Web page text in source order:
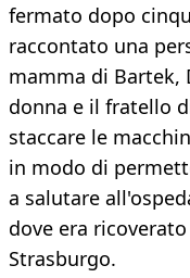
fermato dopo
raccontato una
mamma di Bartek,
donna e il fratello
staccare le
in modo di
a salutare
dove era
Strasburgo.